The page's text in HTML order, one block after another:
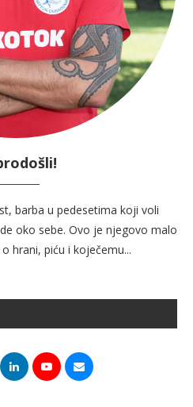
barba u pedesetima koji voli
oko sebe. Ovo je njegovo malo
hrani, piću i koječemu...